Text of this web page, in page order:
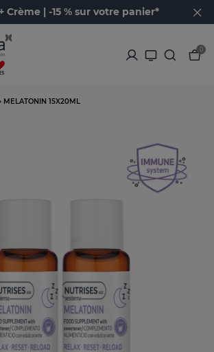
Crème | -15 % sur votre panier*
0
MELATONIN 15X20ML